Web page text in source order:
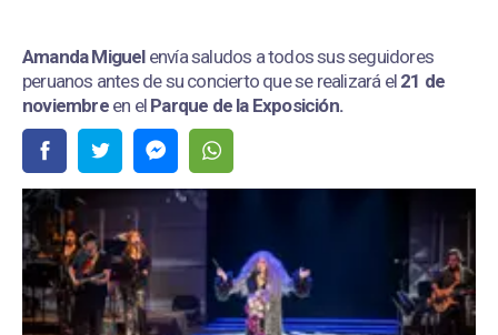
Amanda Miguel envía saludos a todos sus seguidores
peruanos antes de su concierto que se realizará el 21 de
noviembre en el Parque de la Exposición.